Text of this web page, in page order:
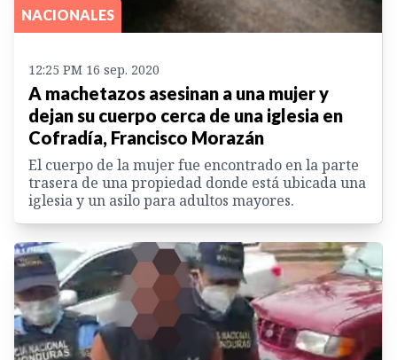
NACIONALES
12:25 PM 16 sep. 2020
A machetazos asesinan a una mujer y
dejan su cuerpo cerca de una iglesia en
Cofradía, Francisco Morazán
El cuerpo de la mujer fue encontrado en la parte
trasera de una propiedad donde está ubicada una
iglesia y un asilo para adultos mayores.